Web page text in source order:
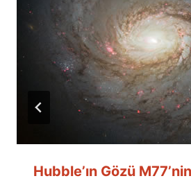
Hubble’ın Gözü M77’nin